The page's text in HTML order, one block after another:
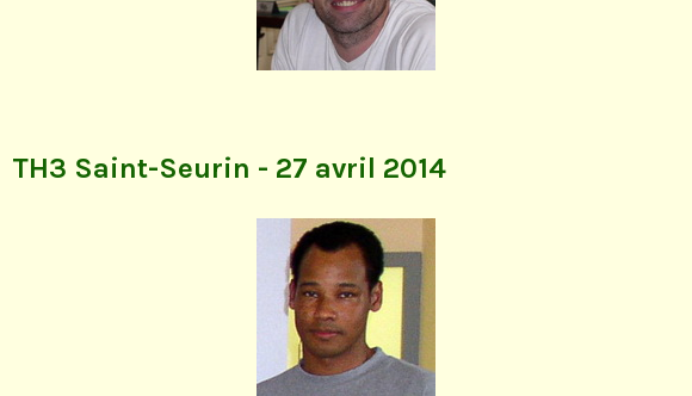
TH3 Saint-Seurin - 27 avril 2014